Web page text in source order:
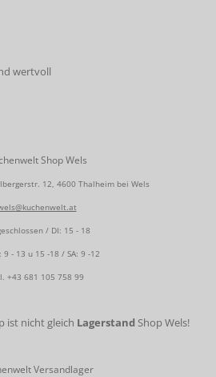
wertvoll
Shop Wels
12, 4600 Thalheim bei Wels
/ DI: 15 - 18
9 - 13 u 15 -18 / SA: 9 -12
+43 681 105 758 99
ist nicht gleich Lagerstand Shop Wels!
Versandlager